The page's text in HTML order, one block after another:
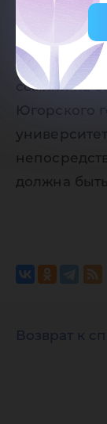
Разрешено
при
ссылки на
Югорского
должна
Возврат к